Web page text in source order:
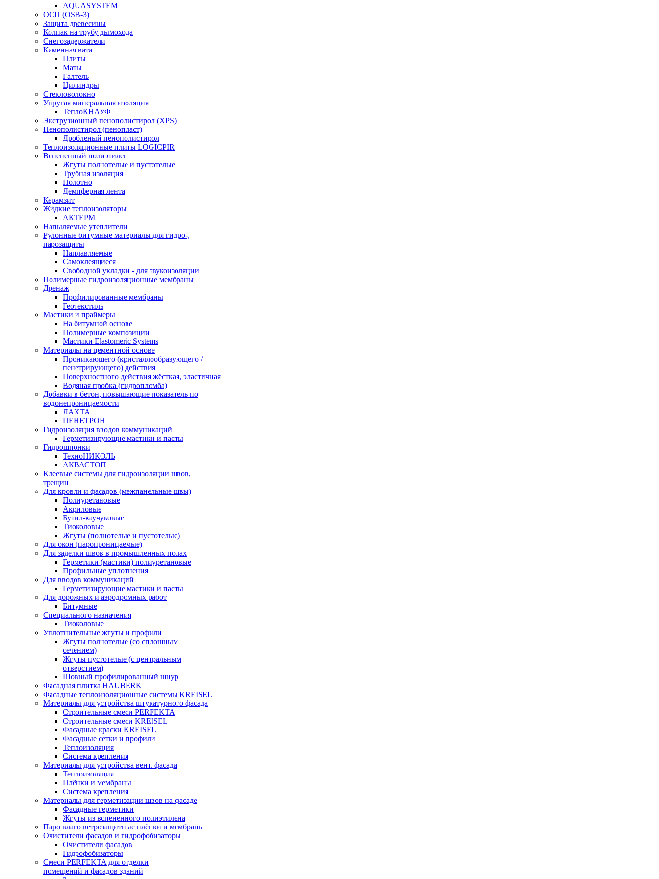
AQUASYSTEM
ОСП (OSB-3)
Защита древесины
Колпак на трубу дымохода
Снегозадержатели
Каменная вата
Плиты
Маты
Галтель
Цилиндры
Стекловолокно
Упругая минеральная изоляция
ТеплоКНАУФ
Экструзионный пенополистирол (XPS)
Пенополистирол (пенопласт)
Дробленый пенополистирол
Теплоизоляционные плиты LOGICPIR
Вспененный полиэтилен
Жгуты полнотелые и пустотелые
Трубная изоляция
Полотно
Демпферная лента
Керамзит
Жидкие теплоизоляторы
АКТЕРМ
Напыляемые утеплители
Рулонные битумные материалы для гидро-,
парозащиты
Наплавляемые
Самоклеящиеся
Свободной укладки - для звукоизоляции
Полимерные гидроизоляционные мембраны
Дренаж
Профилированные мембраны
Геотекстиль
Мастики и праймеры
На битумной основе
Полимерные композиции
Мастики Elastomeric Systems
Материалы на цементной основе
Проникающего (кристаллообразующего /
пенетрирующего) действия
Поверхностного действия жёсткая, эластичная
Водяная пробка (гидропломба)
Добавки в бетон, повышающие показатель по
водонепроницаемости
ЛАХТА
ПЕНЕТРОН
Гидроизоляция вводов коммуникаций
Герметизирующие мастики и пасты
Гидрошпонки
ТехноНИКОЛЬ
АКВАСТОП
Клеевые системы для гидроизоляции швов,
трещин
Для кровли и фасадов (межпанельные швы)
Полиуретановые
Акриловые
Бутил-каучуковые
Тиоколовые
Жгуты (полнотелые и пустотелые)
Для окон (паропроницаемые)
Для заделки швов в промышленных полах
Герметики (мастики) полиуретановые
Профильные уплотнения
Для вводов коммуникаций
Герметизирующие мастики и пасты
Для дорожных и аэродромных работ
Битумные
Специального назначения
Тиоколовые
Уплотнительные жгуты и профили
Жгуты полнотелые (со сплошным
сечением)
Жгуты пустотелые (с центральным
отверстием)
Шовный профилированный шнур
Фасадная плитка HAUBERK
Фасадные теплоизоляционные системы KREISEL
Материалы для устройства штукатурного фасада
Строительные смеси PERFEKTA
Строительные смеси KREISEL
Фасадные краски KREISEL
Фасадные сетки и профили
Теплоизоляция
Система крепления
Материалы для устройства вент. фасада
Теплоизоляция
Плёнки и мембраны
Система крепления
Материалы для герметизации швов на фасаде
Фасадные герметики
Жгуты из вспененного полиэтилена
Паро влаго ветрозащитные плёнки и мембраны
Очистители фасадов и гидрофобизаторы
Очистители фасадов
Гидрофобизаторы
Смеси PERFEKTA для отделки
помещений и фасадов зданий